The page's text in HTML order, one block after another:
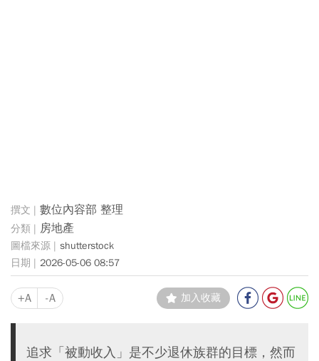
數位內容部 整理
房地產
shutterstock
2026-05-06 08:57
+A -A 加入收藏
追求「被動收入」是不少退休族群的目標，然而